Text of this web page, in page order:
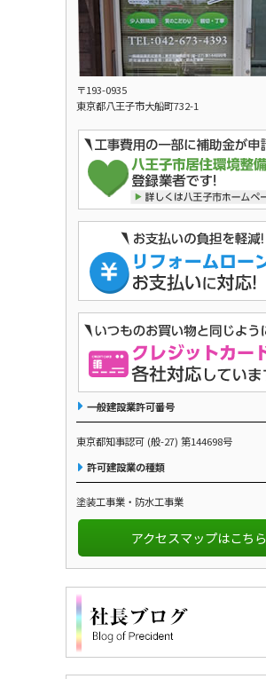
〒193-0935
東京都八王子市大船町732-1
一般建設業許可番号
東京都知事認可 (般-27) 第144698号
許可建設業の種類
塗装工事業・防水工事業
アクセスマップはこちら